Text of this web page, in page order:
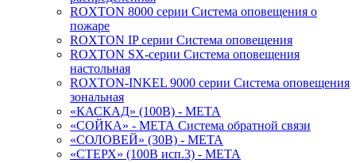
ROXTON 8000 серии Система оповещения о
пожаре
ROXTON IP серии Система оповещения
ROXTON SX-серии Система оповещения
настольная
ROXTON-INKEL 9000 серии Система оповещения
зональная
«КАСКАД» (100В) - МЕТА
«СОЙКА» - МЕТА Система обратной связи
«СОЛОВЕЙ» (30В) - МЕТА
«СТЕРХ» (100В исп.3) - МЕТА